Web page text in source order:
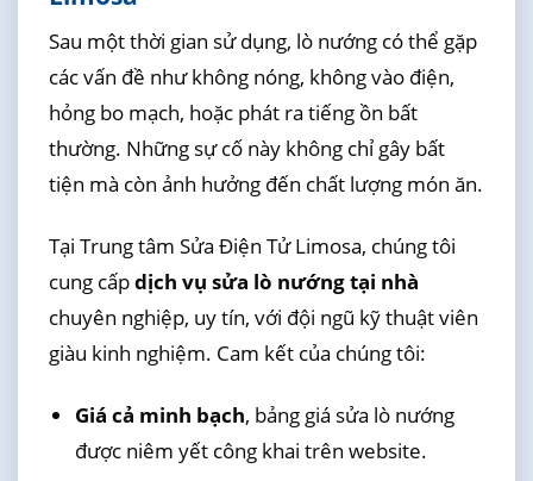
Sau một thời gian sử dụng, lò nướng có thể gặp
các vấn đề như không nóng, không vào điện,
hỏng bo mạch, hoặc phát ra tiếng ồn bất
thường. Những sự cố này không chỉ gây bất
tiện mà còn ảnh hưởng đến chất lượng món ăn.
Tại Trung tâm Sửa Điện Tử Limosa, chúng tôi
cung cấpdịch vụ sửa lò nướng tại nhà
chuyên nghiệp, uy tín, với đội ngũ kỹ thuật viên
giàu kinh nghiệm. Cam kết của chúng tôi:
Giá cả minh bạch, bảng giá sửa lò nướng
được niêm yết công khai trên website.